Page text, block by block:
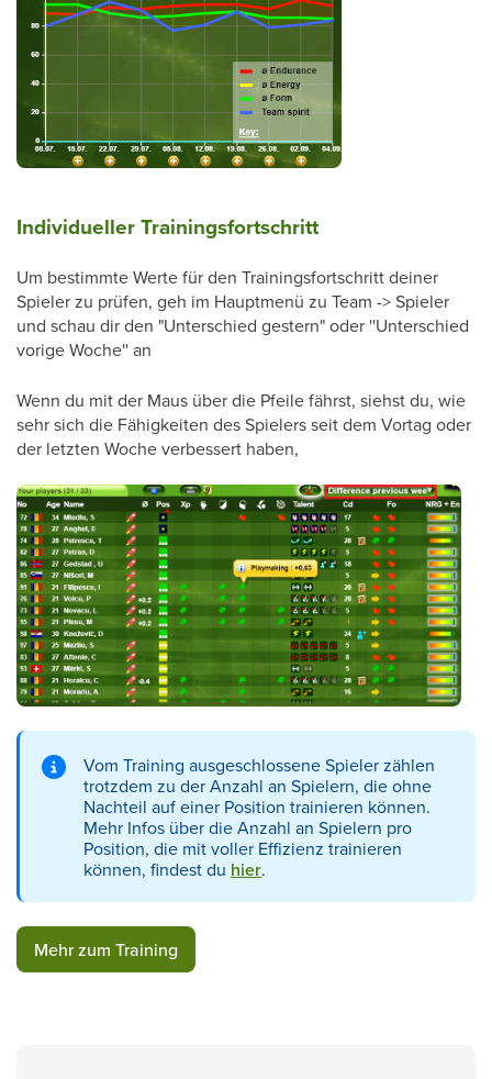
Individueller Trainingsfortschritt
Um bestimmte Werte für den Trainingsfortschritt deiner
Spieler zu prüfen, geh im Hauptmenü zu Team -> Spieler
und schau dir den "Unterschied gestern" oder ''Unterschied
vorige Woche'' an
Wenn du mit der Maus über die Pfeile fährst, siehst du, wie
sehr sich die Fähigkeiten des Spielers seit dem Vortag oder
der letzten Woche verbessert haben,
Vom Training ausgeschlossene Spieler zählen
trotzdem zu der Anzahl an Spielern, die ohne
Nachteil auf einer Position trainieren können.
Mehr Infos über die Anzahl an Spielern pro
Position, die mit voller Effizienz trainieren
können, findest du hier.
Mehr zum Training